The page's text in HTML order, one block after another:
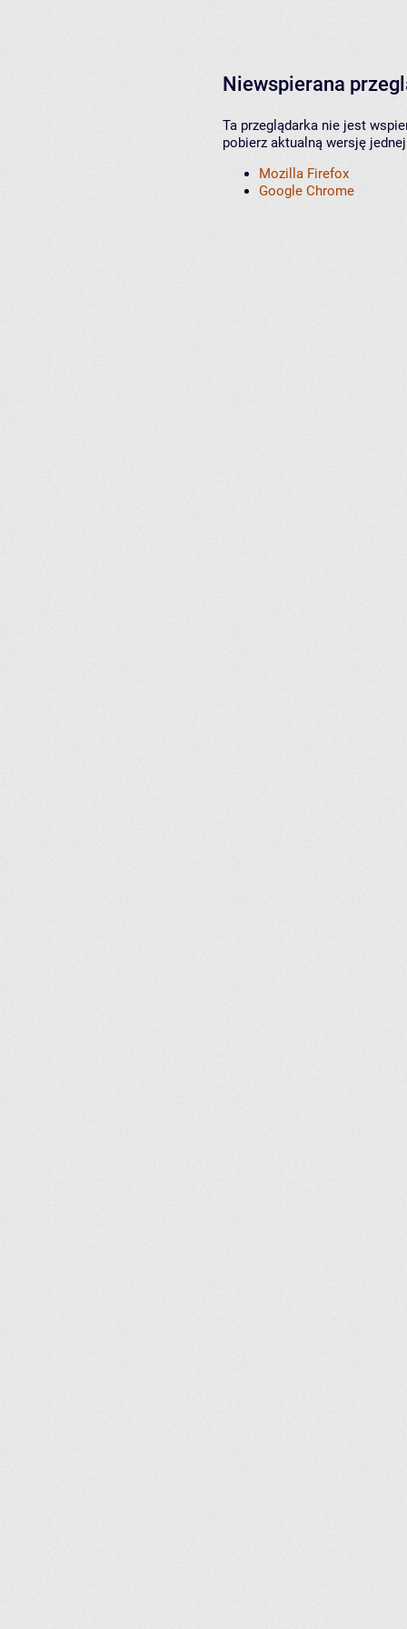
Niewspierana
Ta przeglądarka nie jest
pobierz aktualną wersję
Mozilla Firefox
Google Chrome